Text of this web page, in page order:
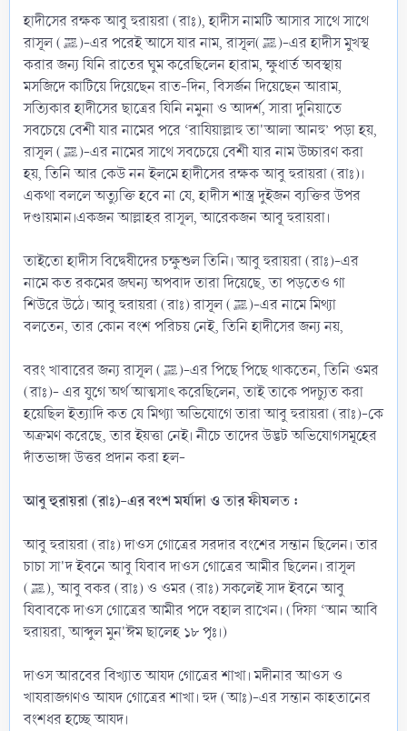
হাদীসের রক্ষক আবু হুরায়রা (রাঃ), হাদীস নামটি আসার সাথে সাথে
রাসূল (ﷺ)-এর পরেই আসে যার নাম, রাসূল(ﷺ)-এর হাদীস মুখস্থ
করার জন্য যিনি রাতের ঘুম করেছিলেন হারাম, ক্ষুধার্ত অবস্থায়
মসজিদে কাটিয়ে দিয়েছেন রাত-দিন, বিসর্জন দিয়েছেন আরাম,
সত্যিকার হাদীসের ছাত্রের যিনি নমুনা ও আদর্শ, সারা দুনিয়াতে
সবচেয়ে বেশী যার নামের পরে ‘রাযিয়াল্লাহু তা'আলা আনহু’ পড়া হয়,
রাসূল (ﷺ)-এর নামের সাথে সবচেয়ে বেশী যার নাম উচ্চারণ করা
হয়, তিনি আর কেউ নন ইলমে হাদীসের রক্ষক আবু হুরায়রা (রাঃ)।
একথা বললে অত্যুক্তি হবে না যে, হাদীস শাস্ত্র দুইজন ব্যক্তির উপর
দণ্ডায়মান।একজন আল্লাহর রাসূল, আরেকজন আবূ হুরায়রা।
তাইতো হাদীস বিদ্বেষীদের চক্ষুশুল তিনি। আবু হুরায়রা (রাঃ)-এর
নামে কত রকমের জঘন্য অপবাদ তারা দিয়েছে, তা পড়তেও গা
শিউরে উঠে। আবু হুরায়রা (রাঃ) রাসূল (ﷺ)-এর নামে মিথ্যা
বলতেন, তার কোন বংশ পরিচয় নেই, তিনি হাদীসের জন্য নয়,
বরং খাবারের জন্য রাসূল (ﷺ)-এর পিছে পিছে থাকতেন, তিনি ওমর
(রাঃ)- এর যুগে অর্থ আত্মসাৎ করেছিলেন, তাই তাকে পদচ্যুত করা
হয়েছিল ইত্যাদি কত যে মিথ্যা অভিযোগে তারা আবু হুরায়রা (রাঃ)-কে
অক্রমণ করেছে, তার ইয়ত্তা নেই। নীচে তাদের উদ্ভট অভিযোগসমূহের
দাঁতভাঙ্গা উত্তর প্রদান করা হল-
আবু হুরায়রা (রাঃ)-এর বংশ মর্যাদা ও তার ফীযলত :
আবু হুরায়রা (রাঃ) দাওস গোত্রের সরদার বংশের সন্তান ছিলেন। তার
চাচা সা'দ ইবনে আবু যিবাব দাওস গোত্রের আমীর ছিলেন। রাসূল
(ﷺ), আবু বকর (রাঃ) ও ওমর (রাঃ) সকলেই সাদ ইবনে আবু
যিবাবকে দাওস গোত্রের আমীর পদে বহাল রাখেন। (দিফা ‘আন আবি
হুরায়রা, আব্দুল মুন'ঈম ছালেহ ১৮ পৃঃ।)
দাওস আরবের বিখ্যাত আযদ গোত্রের শাখা। মদীনার আওস ও
খাযরাজগণও আযদ গোত্রের শাখা। হুদ (আঃ)-এর সন্তান কাহতানের
বংশধর হচ্ছে আযদ।